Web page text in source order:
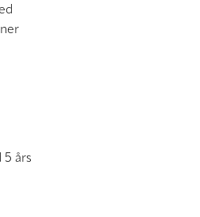
5 års